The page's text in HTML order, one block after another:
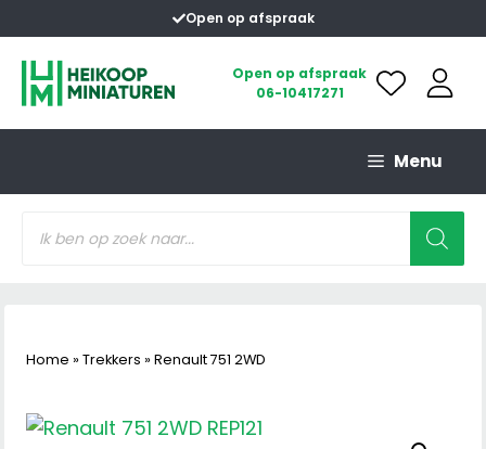
naar
inhoud
Open op afspraak
Open op afspraak
06-10417271
Menu
zoeken
Home » Trekkers » Renault 751 2WD